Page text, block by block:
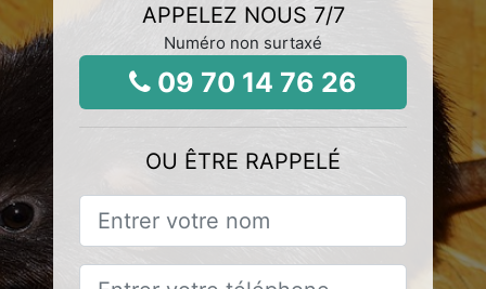
APPELEZ NOUS 7/7
Numéro non surtaxé
09 70 14 76 26
OU ÊTRE RAPPELÉ